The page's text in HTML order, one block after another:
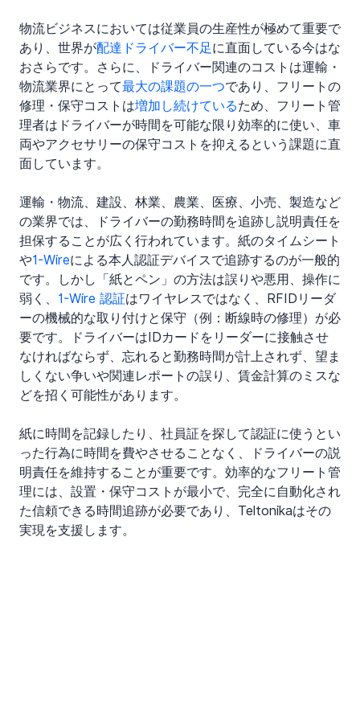
物流ビジネスにおいては従業員の生産性が極めて重要で
あり、世界が配達ドライバー不足に直面している今はな
おさらです。さらに、ドライバー関連のコストは運輸・
物流業界にとって最大の課題の一つであり、フリートの
修理・保守コストは増加し続けているため、フリート管
理者はドライバーが時間を可能な限り効率的に使い、車
両やアクセサリーの保守コストを抑えるという課題に直
面しています。
運輸・物流、建設、林業、農業、医療、小売、製造など
の業界では、ドライバーの勤務時間を追跡し説明責任を
担保することが広く行われています。紙のタイムシート
や1-Wireによる本人認証デバイスで追跡するのが一般的
です。しかし「紙とペン」の方法は誤りや悪用、操作に
弱く、 1-Wire 認証はワイヤレスではなく、RFIDリーダ
ーの機械的な取り付けと保守（例：断線時の修理）が必
要です。ドライバーはIDカードをリーダーに接触させ
なければならず、忘れると勤務時間が計上されず、望ま
しくない争いや関連レポートの誤り、賃金計算のミスな
どを招く可能性があります。
紙に時間を記録したり、社員証を探して認証に使うとい
った行為に時間を費やさせることなく、ドライバーの説
明責任を維持することが重要です。効率的なフリート管
理には、設置・保守コストが最小で、完全に自動化され
た信頼できる時間追跡が必要であり、Teltonikaはその
実現を支援します。